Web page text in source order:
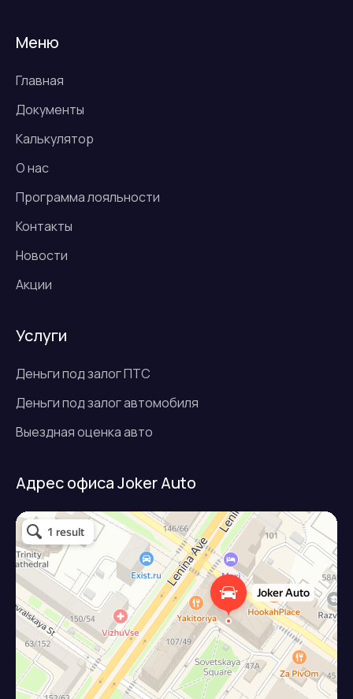
Меню
Главная
Документы
Калькулятор
О нас
Программа лояльности
Контакты
Новости
Акции
Услуги
Деньги под залог ПТС
Деньги под залог автомобиля
Выездная оценка авто
Адрес офиса Joker Auto
Джокер авто
Займ под залог авто в Подольске
Микрофинансовая организация в Подольске